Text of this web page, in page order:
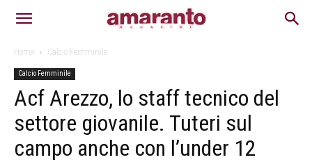
Home Calcio Femminile
Calcio Femminile
Acf Arezzo, lo staff tecnico del
settore giovanile. Tuteri sul
campo anche con l’under 12